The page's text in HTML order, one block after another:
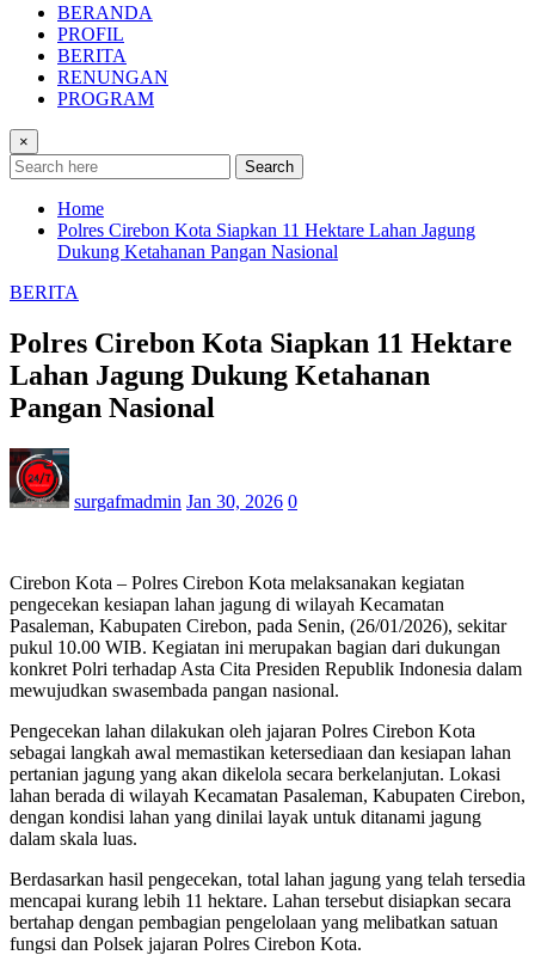
BERANDA
PROFIL
BERITA
RENUNGAN
PROGRAM
×
Search
Home
Polres Cirebon Kota Siapkan 11 Hektare Lahan Jagung
Dukung Ketahanan Pangan Nasional
BERITA
Polres Cirebon Kota Siapkan 11 Hektare
Lahan Jagung Dukung Ketahanan
Pangan Nasional
surgafmadmin Jan 30, 2026 0
Cirebon Kota – Polres Cirebon Kota melaksanakan kegiatan
pengecekan kesiapan lahan jagung di wilayah Kecamatan
Pasaleman, Kabupaten Cirebon, pada Senin, (26/01/2026), sekitar
pukul 10.00 WIB. Kegiatan ini merupakan bagian dari dukungan
konkret Polri terhadap Asta Cita Presiden Republik Indonesia dalam
mewujudkan swasembada pangan nasional.
Pengecekan lahan dilakukan oleh jajaran Polres Cirebon Kota
sebagai langkah awal memastikan ketersediaan dan kesiapan lahan
pertanian jagung yang akan dikelola secara berkelanjutan. Lokasi
lahan berada di wilayah Kecamatan Pasaleman, Kabupaten Cirebon,
dengan kondisi lahan yang dinilai layak untuk ditanami jagung
dalam skala luas.
Berdasarkan hasil pengecekan, total lahan jagung yang telah tersedia
mencapai kurang lebih 11 hektare. Lahan tersebut disiapkan secara
bertahap dengan pembagian pengelolaan yang melibatkan satuan
fungsi dan Polsek jajaran Polres Cirebon Kota.